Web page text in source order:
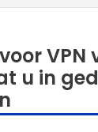
Connection
VPN
u in